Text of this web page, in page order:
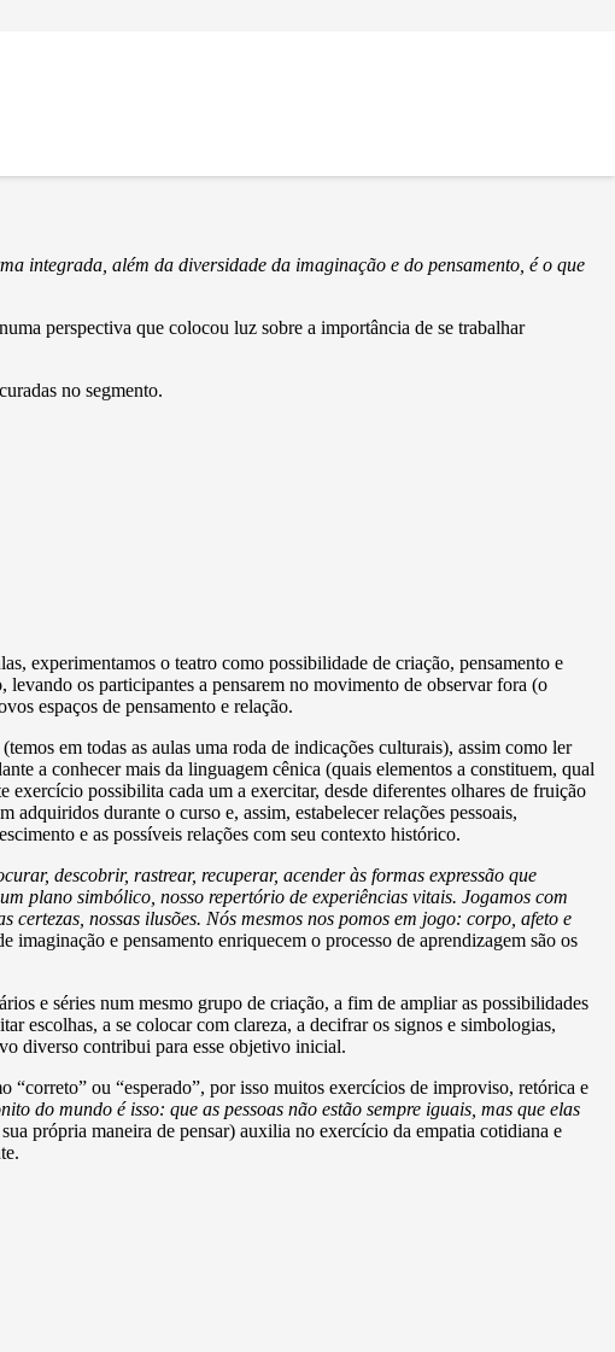
integrada, além da diversidade da imaginação e do pensamento, é o que
perspectiva que colocou luz sobre a importância de se trabalhar
no segmento.
experimentamos o teatro como possibilidade de criação, pensamento e
os participantes a pensarem no movimento de observar fora (o
espaços de pensamento e relação.
em todas as aulas uma roda de indicações culturais), assim como ler
a conhecer mais da linguagem cênica (quais elementos a constituem, qual
possibilita cada um a exercitar, desde diferentes olhares de fruição
durante o curso e, assim, estabelecer relações pessoais,
e as possíveis relações com seu contexto histórico.
descobrir, rastrear, recuperar, acender às formas expressão que
plano simbólico, nosso repertório de experiências vitais. Jogamos com
certezas, nossas ilusões. Nós mesmos nos pomos em jogo: corpo, afeto e
e pensamento enriquecem o processo de aprendizagem são os
e séries num mesmo grupo de criação, a fim de ampliar as possibilidades
escolhas, a se colocar com clareza, a decifrar os signos e simbologias,
diverso contribui para esse objetivo inicial.
ou “esperado”, por isso muitos exercícios de improviso, retórica e
do mundo é isso: que as pessoas não estão sempre iguais, mas que elas
própria maneira de pensar) auxilia no exercício da empatia cotidiana e